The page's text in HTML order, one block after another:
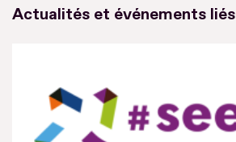
Actualités et événements liés